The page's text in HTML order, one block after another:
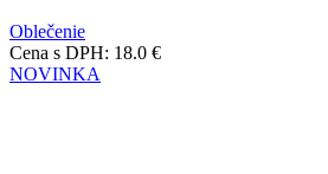
Oblečenie
Cena s DPH: 18.0 €
NOVINKA